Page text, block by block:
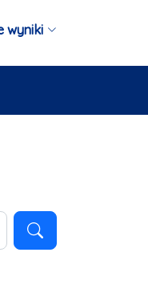
wyniki